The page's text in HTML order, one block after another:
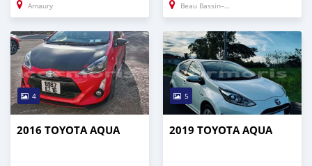
Amaury Beau Bassin–Rose Hill
4
2016 TOYOTA AQUA
5
2019 TOYOTA AQUA